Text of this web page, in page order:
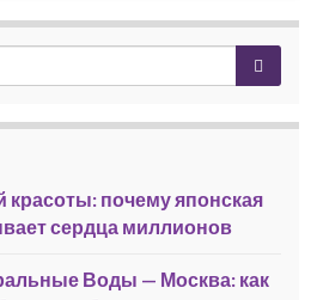
красоты: почему японская
сердца миллионов
Воды — Москва: как